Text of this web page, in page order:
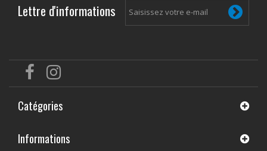
Lettre d'informations
Catégories
Informations